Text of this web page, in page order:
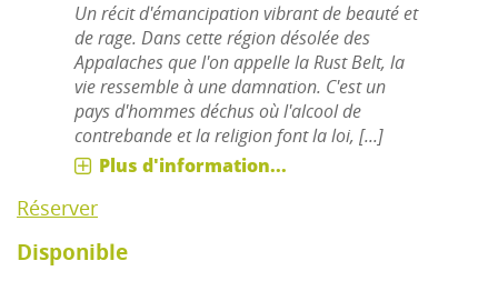
Un récit d'émancipation vibrant de beauté et
de rage. Dans cette région désolée des
Appalaches que l'on appelle la Rust Belt, la
vie ressemble à une damnation. C'est un
pays d'hommes déchus où l'alcool de
contrebande et la religion font la loi, [...]
Plus d'information...
Réserver
Disponible